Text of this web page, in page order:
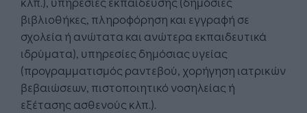
βιβλιοθήκες, πληροφόρηση και εγγραφή σε
σχολεία ή ανώτατα και ανώτερα εκπαιδευτικά
ιδρύματα), υπηρεσίες δημόσιας υγείας
(προγραμματισμός ραντεβού, χορήγηση ιατρικών
βεβαιώσεων, πιστοποιητικό νοσηλείας ή
εξέτασης ασθενούς κλπ.).